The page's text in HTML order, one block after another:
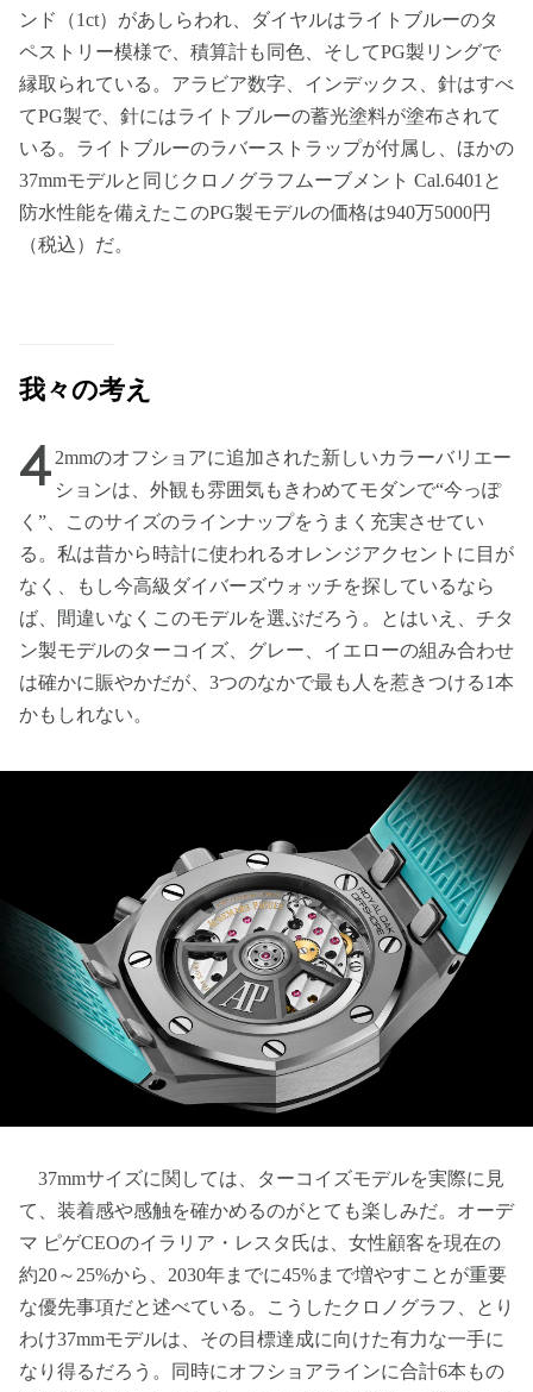
ンド（1ct）があしらわれ、ダイヤルはライトブルーのタ
ペストリー模様で、積算計も同色、そしてPG製リングで
縁取られている。アラビア数字、インデックス、針はすべ
てPG製で、針にはライトブルーの蓄光塗料が塗布されて
いる。ライトブルーのラバーストラップが付属し、ほかの
37mmモデルと同じクロノグラフムーブメント Cal.6401と
防水性能を備えたこのPG製モデルの価格は940万5000円
（税込）だ。
我々の考え
4 2mmのオフショアに追加された新しいカラーバリエー
ションは、外観も雰囲気もきわめてモダンで“今っぽ
く”、このサイズのラインナップをうまく充実させてい
る。私は昔から時計に使われるオレンジアクセントに目が
なく、もし今高級ダイバーズウォッチを探しているなら
ば、間違いなくこのモデルを選ぶだろう。とはいえ、チタ
ン製モデルのターコイズ、グレー、イエローの組み合わせ
は確かに賑やかだが、3つのなかで最も人を惹きつける1本
かもしれない。
37mmサイズに関しては、ターコイズモデルを実際に見
て、装着感や感触を確かめるのがとても楽しみだ。オーデ
マ ピゲCEOのイラリア・レスタ氏は、女性顧客を現在の
約20～25%から、2030年までに45%まで増やすことが重要
な優先事項だと述べている。こうしたクロノグラフ、とり
わけ37mmモデルは、その目標達成に向けた有力な一手に
なり得るだろう。同時にオフショアラインに合計6本もの